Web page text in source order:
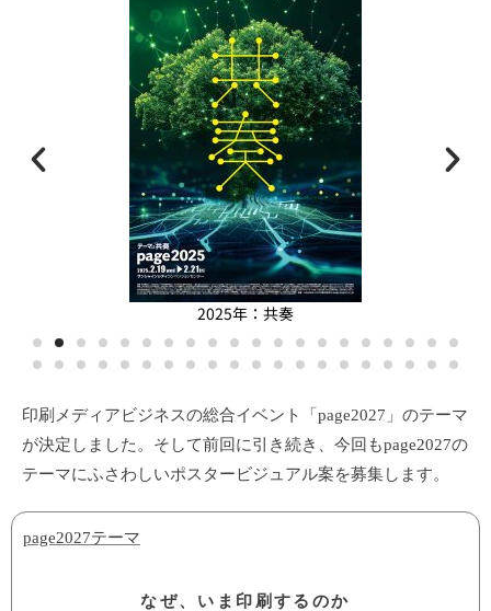
2025年：共奏
印刷メディアビジネスの総合イベント「page2027」のテーマ
が決定しました。そして前回に引き続き、今回もpage2027の
テーマにふさわしいポスタービジュアル案を募集します。
page2027テーマ
なぜ、いま印刷するのか